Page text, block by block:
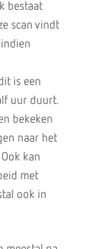
bestaat
scan vindt
is een
uur duurt.
bekeken
naar het
kan
met
ook in